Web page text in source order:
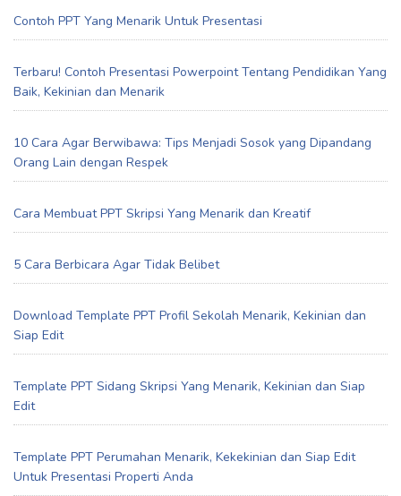
Contoh PPT Yang Menarik Untuk Presentasi
Terbaru! Contoh Presentasi Powerpoint Tentang Pendidikan Yang
Baik, Kekinian dan Menarik
10 Cara Agar Berwibawa: Tips Menjadi Sosok yang Dipandang
Orang Lain dengan Respek
Cara Membuat PPT Skripsi Yang Menarik dan Kreatif
5 Cara Berbicara Agar Tidak Belibet
Download Template PPT Profil Sekolah Menarik, Kekinian dan
Siap Edit
Template PPT Sidang Skripsi Yang Menarik, Kekinian dan Siap
Edit
Template PPT Perumahan Menarik, Kekekinian dan Siap Edit
Untuk Presentasi Properti Anda